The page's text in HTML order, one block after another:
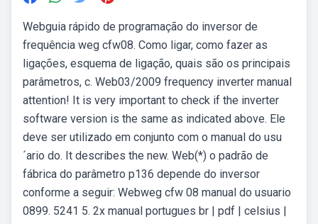
Webguia rápido de programação do inversor de
frequência weg cfw08. Como ligar, como fazer as
ligações, esquema de ligação, quais são os principais
parâmetros, c. Web03/2009 frequency inverter manual
attention! It is very important to check if the inverter
software version is the same as indicated above. Ele
deve ser utilizado em conjunto com o manual do usu
´ario do. It describes the new. Web(*) o padrão de
fábrica do parâmetro p136 depende do inversor
conforme a seguir: Webweg cfw 08 manual do usuario
0899. 5241 5. 2x manual portugues br | pdf | celsius |